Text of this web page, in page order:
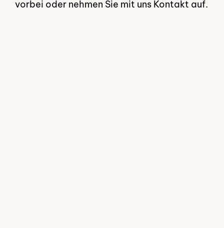
vorbei oder nehmen Sie mit uns Kontakt auf.